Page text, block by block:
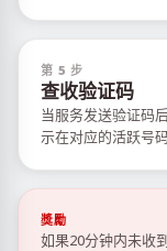
第 5 步
查收验证码
当服务发送验证码
示在对应的活跃号码
獎勵
如果20分钟内未收